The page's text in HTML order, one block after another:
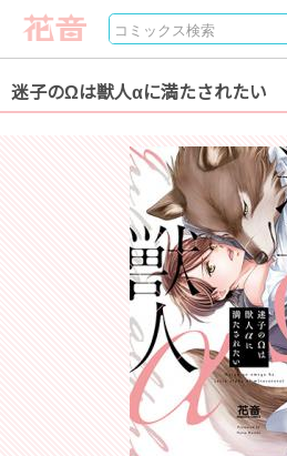
迷子のΩは獣人αに満たされたい